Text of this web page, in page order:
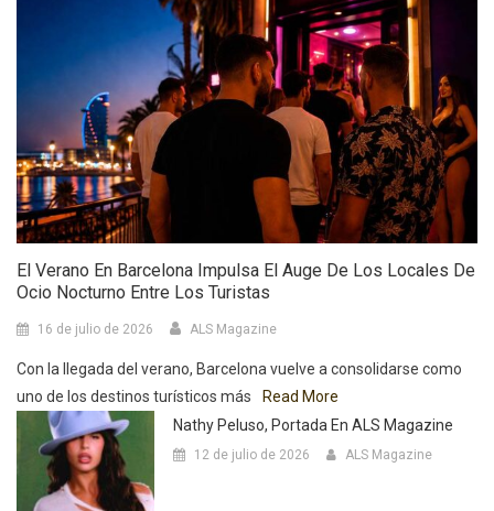
El Verano En Barcelona Impulsa El Auge De Los Locales De
Ocio Nocturno Entre Los Turistas
16 de julio de 2026 ALS Magazine
Con la llegada del verano, Barcelona vuelve a consolidarse como
uno de los destinos turísticos más
Read More
Nathy Peluso, Portada En ALS Magazine
12 de julio de 2026 ALS Magazine